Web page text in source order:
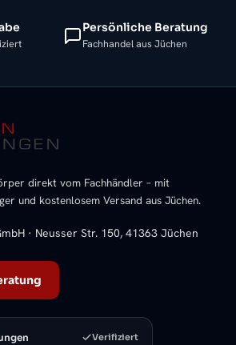
Persönliche Beratung
Fachhandel aus Jüchen
direkt vom Fachhändler – mit
und kostenlosem Versand aus Jüchen.
· Neusser Str. 150, 41363 Jüchen
Verifiziert